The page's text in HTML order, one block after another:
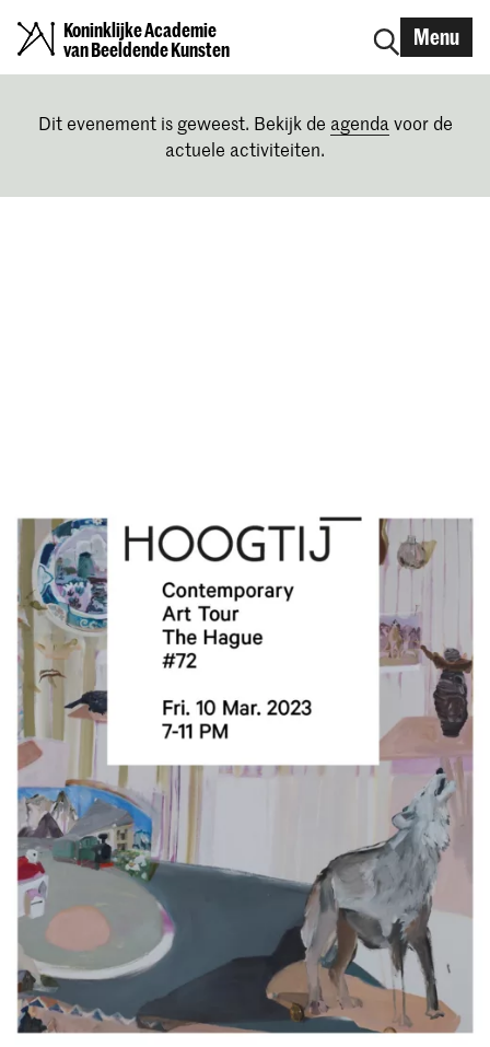
Koninklijke Academie
van Beeldende Kunsten
Menu
Dit evenement is geweest. Bekijk de agenda voor de
actuele activiteiten.